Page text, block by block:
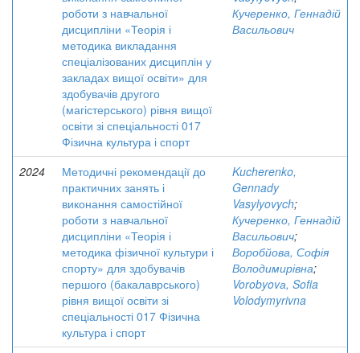
роботи з навчальної
дисципліни «Теорія і
методика викладання
спеціалізованих дисциплін у
закладах вищої освіти» для
здобувачів другого
(магістерського) рівня вищої
освіти зі спеціальності 017
Фізична культура і спорт
Кучеренко, Геннадій
Васильович
2024
Методичні рекомендації до
практичних занять і
виконання самостійної
роботи з навчальної
дисципліни «Теорія і
методика фізичної культури і
спорту» для здобувачів
першого (бакалаврського)
рівня вищої освіти зі
спеціальності 017 Фізична
культура і спорт
Kucherenko,
Gennady
Vasylyovych;
Кучеренко, Геннадій
Васильович;
Воробйова, Софія
Володимирівна;
Vorobyovа, Sofia
Volodymyrivna